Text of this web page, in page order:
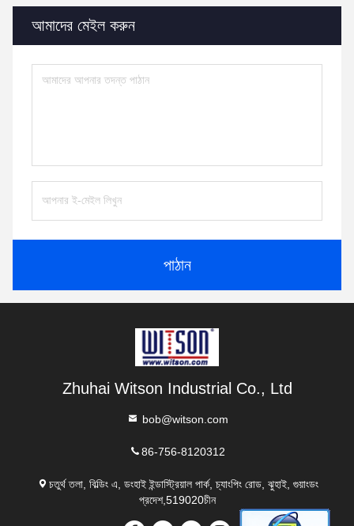
আমাদের মেইল ​​করুন
পাঠান
Zhuhai Witson Industrial Co., Ltd
bob@witson.com
86-756-8120312
চতুর্থ তলা, বিল্ডিং এ, ডংহাই ইন্ডাস্ট্রিয়াল পার্ক, চ্যাংপিং রোড, ঝুহাই, গুয়াংডং
প্রদেশ,519020চীন